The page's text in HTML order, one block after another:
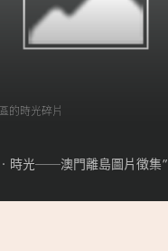
的時光碎片
‧時光──澳門離島圖片徵集”